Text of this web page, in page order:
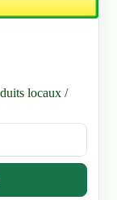
locaux /